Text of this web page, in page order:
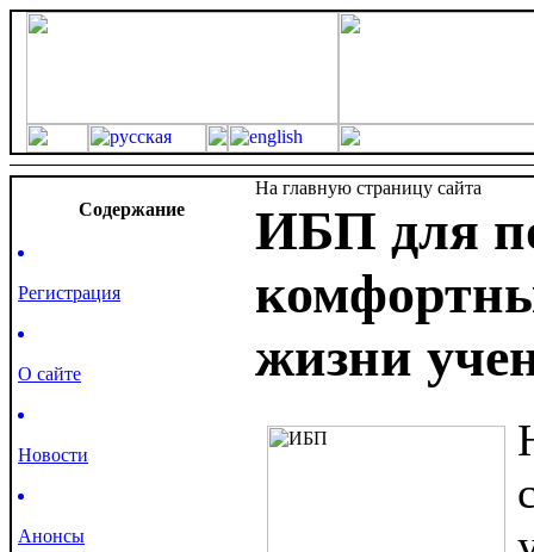
Cодержание
Регистрация
О сайте
Новости
Анонсы
На главную страницу сайта
ИБП для
жизни